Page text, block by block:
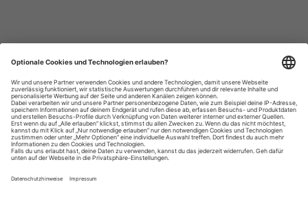
Datenschutzhinweise
Impressum